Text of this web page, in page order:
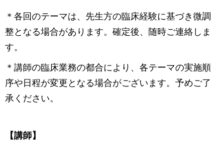
＊各回のテーマは、先生方の臨床経験に基づき微調
整となる場合があります。確定後、随時ご連絡しま
す。
＊講師の臨床業務の都合により、各テーマの実施順
序や日程が変更となる場合がございます。予めご了
承ください。
【講師】